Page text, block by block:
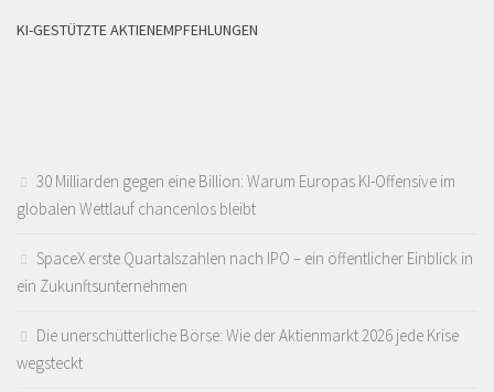
KI-GESTÜTZTE AKTIENEMPFEHLUNGEN
30 Milliarden gegen eine Billion: Warum Europas KI-Offensive im
globalen Wettlauf chancenlos bleibt
SpaceX erste Quartalszahlen nach IPO – ein öffentlicher Einblick in
ein Zukunftsunternehmen
Die unerschütterliche Börse: Wie der Aktienmarkt 2026 jede Krise
wegsteckt